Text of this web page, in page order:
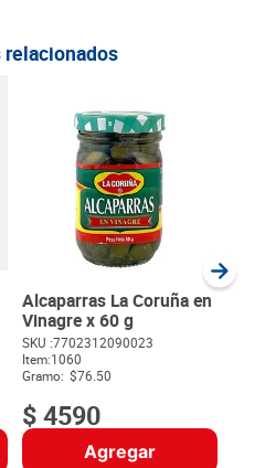
relacionados
Alcaparras La Coruña en
Vinagre x 60 g
SKU :7702312090023
Item:1060
Gramo: $76.50
$4590
Agregar